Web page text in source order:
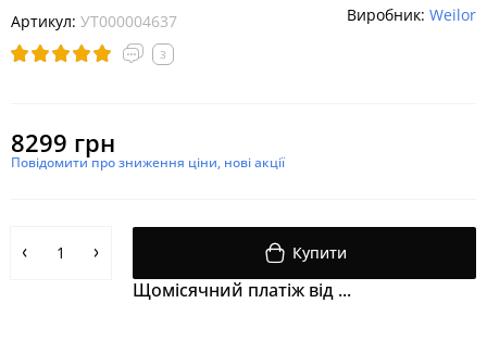
Артикул: УТ000004637
3
Виробник: Weilor
8299 грн
Повідомити про зниження ціни, нові акції
Купити
Щомісячний платіж від ...